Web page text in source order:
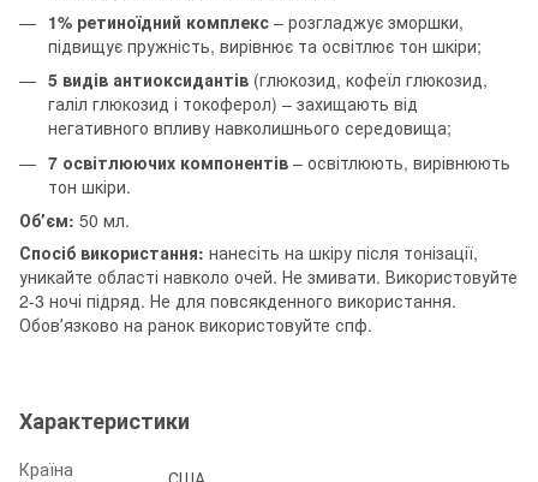
1% ретиноїдний комплекс – розгладжує зморшки,
підвищує пружність, вирівнює та освітлює тон шкіри;
5 видів антиоксидантів (глюкозид, кофеїл глюкозид,
галіл глюкозид і токоферол) – захищають від
негативного впливу навколишнього середовища;
7 освітлюючих компонентів – освітлюють, вирівнюють
тон шкіри.
Обʼєм: 50 мл.
Спосіб використання: нанесіть на шкіру після тонізації,
уникайте області навколо очей. Не змивати. Використовуйте
2-3 ночі підряд. Не для повсякденного використання.
Обовʼязково на ранок використовуйте спф.
Характеристики
Країна